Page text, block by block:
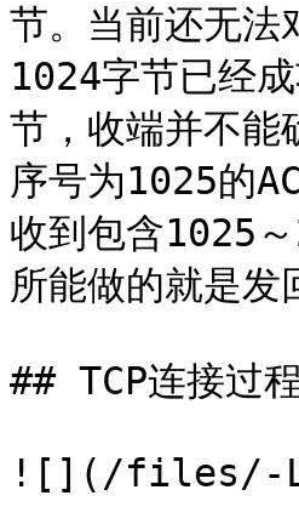
节。当前还无法
1024字节已经
节，收端并不能
序号为1025的
收到包含1025
所能做的就是发
## TCP连接过程
![](/files/-